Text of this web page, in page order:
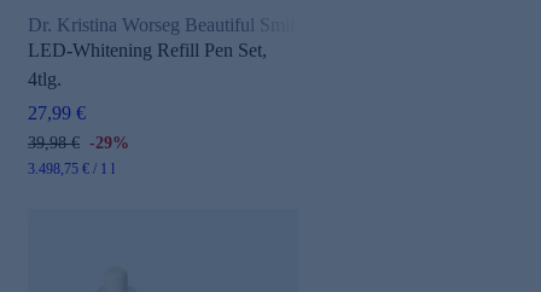
Dr. Kristina Worseg Beautiful Smile
LED-Whitening Refill Pen Set,
4tlg.
27,99 €
39,98 € -29%
3.498,75 € / 1 l